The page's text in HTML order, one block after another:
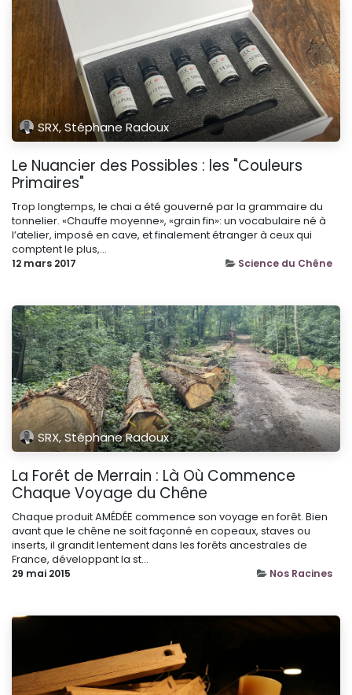
SRX, Stéphane Radoux
Le Nuancier des Possibles : les "Couleurs
Primaires"
Trop longtemps, le chai a été gouverné par la grammaire du
tonnelier. «Chauffe moyenne», «grain fin»: un vocabulaire né à
l’atelier, imposé en cave, et finalement étranger à ceux qui
comptent le plus,...
12 mars 2017 Science du Chêne
SRX, Stéphane Radoux
La Forêt de Merrain : Là Où Commence
Chaque Voyage du Chêne
Chaque produit AMÉDÉE commence son voyage en forêt. Bien
avant que le chêne ne soit façonné en copeaux, staves ou
inserts, il grandit lentement dans les forêts ancestrales de
France, développant la st...
29 mai 2015 Nos Racines